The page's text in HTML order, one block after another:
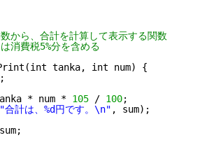
から、合計を計算して表示する関数
消費税5%分を含める
tanka, int num) {
* num * 105 / 100;
"合計は、%d円です。\n" , sum);